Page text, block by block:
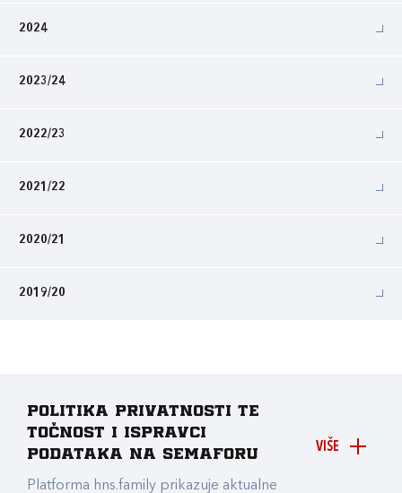
2024
2023/24
2022/23
2021/22
2020/21
2019/20
VIŠE
Politika privatnosti te
točnost i ispravci
podataka na Semaforu
Platforma hns.family prikazuje aktualne